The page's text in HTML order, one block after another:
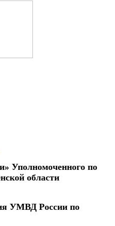
Уполномоченного по
области
УМВД России по